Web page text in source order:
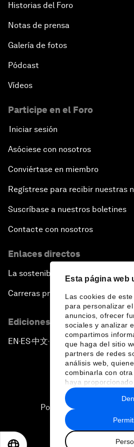
Esta página web
Las cookies de
para personalizar
anuncios, ofrecer
sociales y analizar
compartimos
que haga del sitio
partners de redes
análisis web,
combinarla con
haya
recopilado a partir
hecho de sus
Historias del Foro
Notas de prensa
Galería de fotos
Pódcast
Vídeos
Participe en el Foro
Iniciar sesión
Asóciese con nosotros
Conviértase en miembro
Regístrese para recibir nuestras
Suscríbase a nuestros boletines
Contacte con nosotros
Enlaces directos
La sostenibilidad en el Foro
Carreras profesionales
Ediciones en otros idiomas
EN ▪ ES▪中文▪ 日本語
Política de privacidad y
2026 Foro